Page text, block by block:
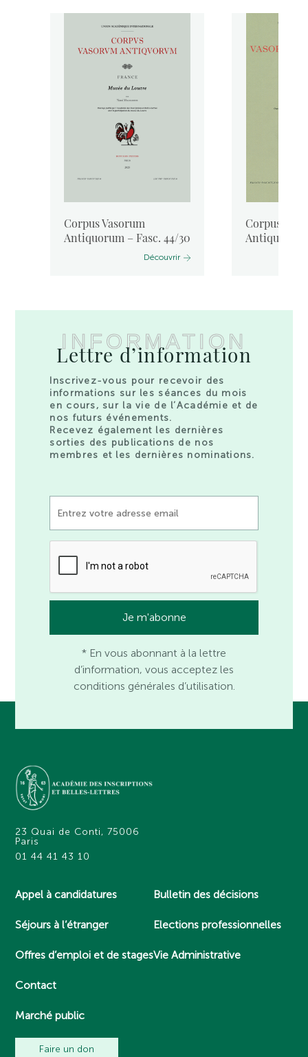
Corpus Vasorum
Antiquorum – Fasc. 44/30
Découvrir
Corpus
Antiquorum
INFORMATION
Lettre d’information
Inscrivez-vous pour recevoir des
informations sur les séances du mois
en cours, sur la vie de l’Académie et de
nos futurs événements.
Recevez également les dernières
sorties des publications de nos
membres et les dernières nominations.
* En vous abonnant à la lettre
d’information, vous acceptez les
conditions générales d’utilisation.
23 Quai de Conti, 75006
Paris
01 44 41 43 10
Appel à candidatures
Séjours à l’étranger
Offres d’emploi et de stages
Contact
Marché public
Bulletin des décisions
Elections professionnelles
Vie Administrative
Faire un don